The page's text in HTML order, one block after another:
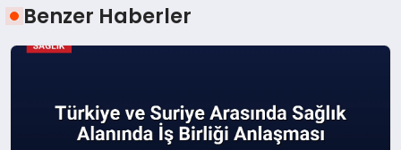
Benzer Haberler